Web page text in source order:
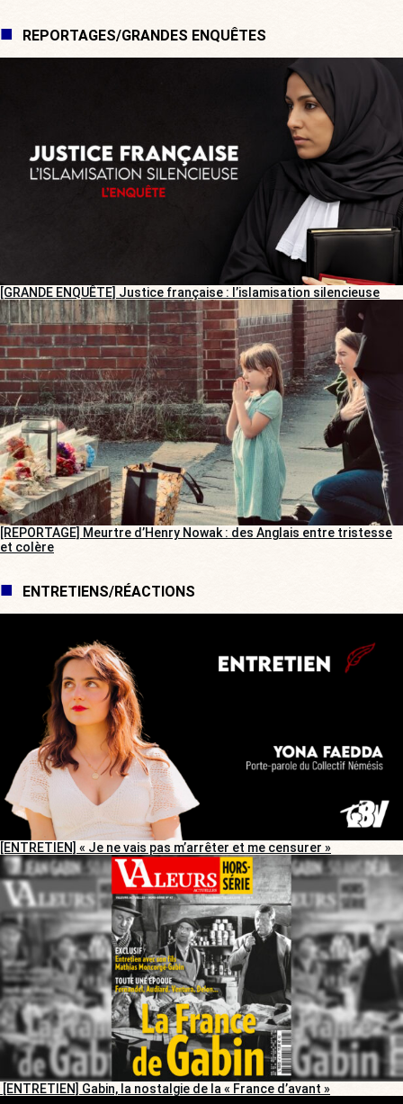
REPORTAGES/GRANDES ENQUÊTES
[GRANDE ENQUÊTE] Justice française : l’islamisation silencieuse
[REPORTAGE] Meurtre d’Henry Nowak : des Anglais entre tristesse
et colère
ENTRETIENS/RÉACTIONS
[ENTRETIEN] « Je ne vais pas m’arrêter et me censurer »
[ENTRETIEN] Gabin, la nostalgie de la « France d’avant »